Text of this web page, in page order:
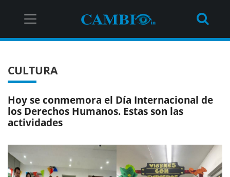
CULTURA
Hoy se conmemora el Día Internacional de
los Derechos Humanos. Estas son las
actividades